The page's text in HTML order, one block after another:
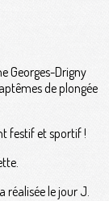
Georges-Drigny
de plongée
festif et sportif !
réalisée le jour J.